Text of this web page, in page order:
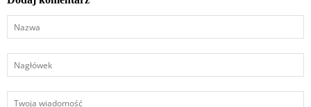
Nazwa
Nagłówek
Twoja